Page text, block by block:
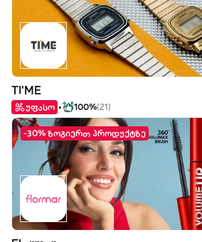
TI'ME
უფასო 100%(21)
-30% ზოგიერთ პროდუქტზე